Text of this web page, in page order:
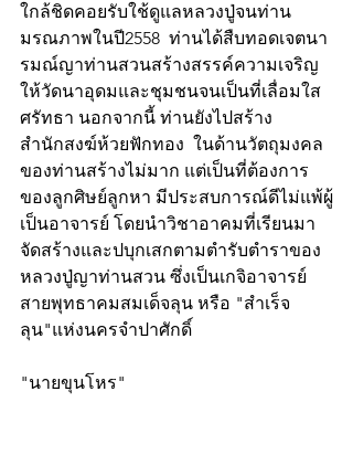
ใกล้ชิดคอยรับใช้ดูแลหลวงปู่จนท่าน
มรณภาพในปี2558  ท่านได้สืบทอดเจตนา
รมณ์ญาท่านสวนสร้างสรรค์ความเจริญ
ให้วัดนาอุดมและชุมชนจนเป็นที่เลื่อมใส
ศรัทธา นอกจากนี้ ท่านยังไปสร้าง
สำนักสงฆ์ห้วยฟักทอง  ในด้านวัตถุมงคล
ของท่านสร้างไม่มาก แต่เป็นที่ต้องการ
ของลูกศิษย์ลูกหา มีประสบการณ์ดีไม่แพ้ผู้
เป็นอาจารย์ โดยนำวิชาอาคมที่เรียนมา
จัดสร้างและปบุกเสกตามตำรับตำราของ
หลวงปู่ญาท่านสวน ซึ่งเป็นเกจิอาจารย์
สายพุทธาคมสมเด็จลุน หรือ "สำเร็จ
ลุน"แห่งนครจำปาศักดิ์
"นายขุนโหร"